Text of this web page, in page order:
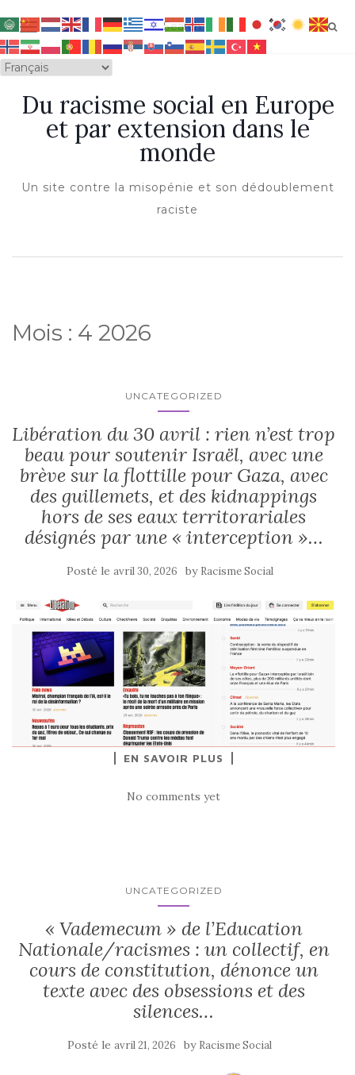
OUVRIR/FERMER LA NAVIGATION
Du racisme social en Europe
et par extension dans le
monde
Un site contre la misopénie et son dédoublement
raciste
Mois : 4 2026
UNCATEGORIZED
Libération du 30 avril : rien n’est trop
beau pour soutenir Israël, avec une
brève sur la flottille pour Gaza, avec
des guillemets, et des kidnappings
hors de ses eaux territorariales
désignés par une « interception »…
Posté le avril 30, 2026 by Racisme Social
EN SAVOIR PLUS
No comments yet
UNCATEGORIZED
« Vademecum » de l’Education
Nationale/racismes : un collectif, en
cours de constitution, dénonce un
texte avec des obsessions et des
silences…
Posté le avril 21, 2026 by Racisme Social